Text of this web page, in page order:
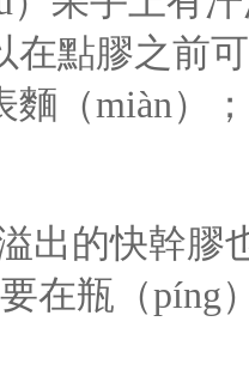
在點膠之前
（miàn）；
出的快幹膠
在瓶（píng